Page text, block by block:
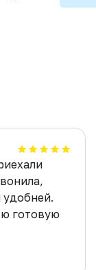
удобней.
готовую